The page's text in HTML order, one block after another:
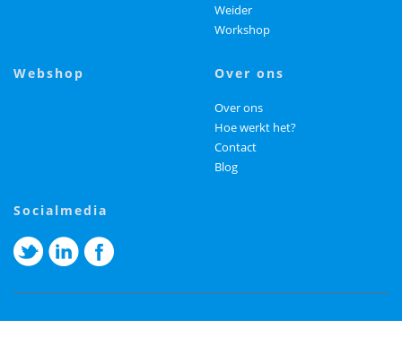
Weider
Workshop
webshop over ons
Over ons
Hoe werkt het?
Contact
Blog
socialmedia